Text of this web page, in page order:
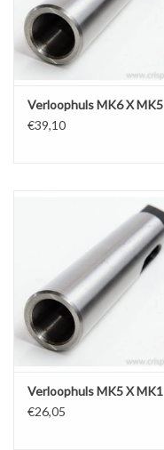
Verloophuls MK6 X MK5
€39,10
Verloophuls MK5 X MK1
€26,05